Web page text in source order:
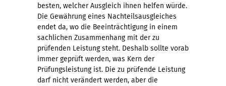
besten, welcher Ausgleich ihnen helfen würde.
Die Gewährung eines Nachteilsausgleiches
endet da, wo die Beeinträchtigung in einem
sachlichen Zusammenhang mit der zu
prüfenden Leistung steht. Deshalb sollte vorab
immer geprüft werden, was Kern der
Prüfungsleistung ist. Die zu prüfende Leistung
darf nicht verändert werden, aber die